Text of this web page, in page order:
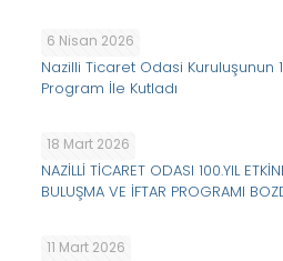
6 Nisan 2026
Nazilli Ticaret Odasi Kuruluşunun
Program İle Kutladı
18 Mart 2026
NAZİLLİ TİCARET ODASI 100.YIL
BULUŞMA VE İFTAR PROGRAMI
11 Mart 2026